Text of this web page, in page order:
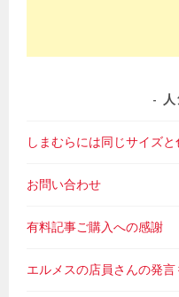
しまむらには同じサイズ
お問い合わせ
有料記事ご購入への感謝
エルメスの店員さんの発